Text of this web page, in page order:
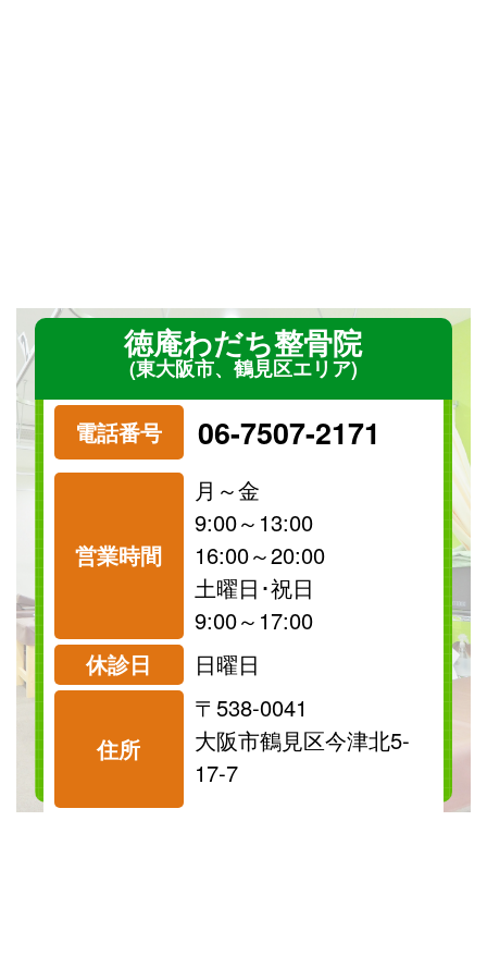
徳庵わだち整骨院
(東大阪市、鶴見区エリア)
電話番号 06-7507-2171
営業時間
月～金
9:00～13:00
16:00～20:00
土曜日･祝日
9:00～17:00
休診日
日曜日
住所
〒538-0041
大阪市鶴見区今津北5-
17-7
祝日
診療可
保険
診療可
料金表を見る